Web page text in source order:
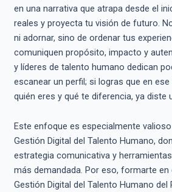
en una narrativa que atrapa desde el
reales y proyecta tu visión de futuro.
ni adornar, sino de ordenar tus
comuniquen propósito, impacto y
y líderes de talento humano dedican
escanear un perfil; si logras que en
quién eres y qué te diferencia, ya diste
Este enfoque es especialmente
Gestión Digital del Talento Humano,
estrategia comunicativa y
más demandada. Por eso, formarte
Gestión Digital del Talento Humano del